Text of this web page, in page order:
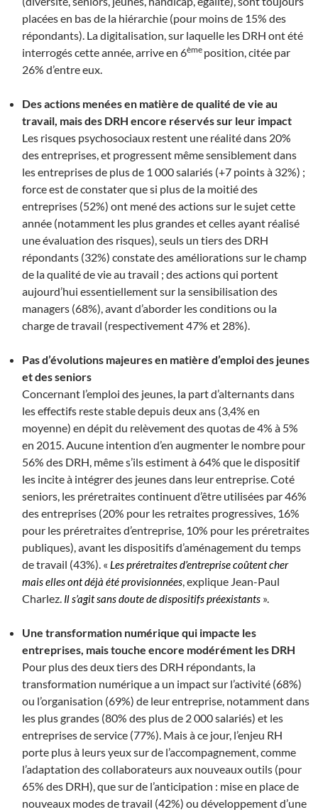
placées en bas de la hiérarchie (pour moins de 15% des
répondants). La digitalisation, sur laquelle les DRH ont été
interrogés cette année, arrive en 6ème position, citée par
26% d’entre eux.
Des actions menées en matière de qualité de vie au
travail, mais des DRH encore réservés sur leur impact
Les risques psychosociaux restent une réalité dans 20%
des entreprises, et progressent même sensiblement dans
les entreprises de plus de 1 000 salariés (+7 points à 32%) ;
force est de constater que si plus de la moitié des
entreprises (52%) ont mené des actions sur le sujet cette
année (notamment les plus grandes et celles ayant réalisé
une évaluation des risques), seuls un tiers des DRH
répondants (32%) constate des améliorations sur le champ
de la qualité de vie au travail ; des actions qui portent
aujourd’hui essentiellement sur la sensibilisation des
managers (68%), avant d’aborder les conditions ou la
charge de travail (respectivement 47% et 28%).
Pas d’évolutions majeures en matière d’emploi des jeunes
et des seniors
Concernant l’emploi des jeunes, la part d’alternants dans
les effectifs reste stable depuis deux ans (3,4% en
moyenne) en dépit du relèvement des quotas de 4% à 5%
en 2015. Aucune intention d’en augmenter le nombre pour
56% des DRH, même s’ils estiment à 64% que le dispositif
les incite à intégrer des jeunes dans leur entreprise. Coté
seniors, les préretraites continuent d’être utilisées par 46%
des entreprises (20% pour les retraites progressives, 16%
pour les préretraites d’entreprise, 10% pour les préretraites
publiques), avant les dispositifs d’aménagement du temps
de travail (43%). « Les préretraites d’entreprise coûtent cher
mais elles ont déjà été provisionnées, explique Jean-Paul
Charlez. Il s’agit sans doute de dispositifs préexistants ».
Une transformation numérique qui impacte les
entreprises, mais touche encore modérément les DRH
Pour plus des deux tiers des DRH répondants, la
transformation numérique a un impact sur l’activité (68%)
ou l’organisation (69%) de leur entreprise, notamment dans
les plus grandes (80% des plus de 2 000 salariés) et les
entreprises de service (77%). Mais à ce jour, l’enjeu RH
porte plus à leurs yeux sur de l’accompagnement, comme
l’adaptation des collaborateurs aux nouveaux outils (pour
65% des DRH), que sur de l’anticipation : mise en place de
nouveaux modes de travail (42%) ou développement d’une